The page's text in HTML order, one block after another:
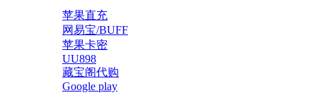
苹果直充
网易宝/BUFF
苹果卡密
UU898
藏宝阁代购
Google play